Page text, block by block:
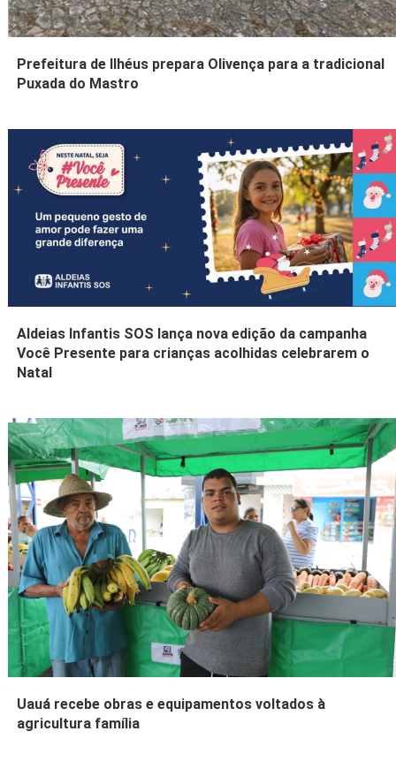
Prefeitura de Ilhéus prepara Olivença para a tradicional
Puxada do Mastro
Aldeias Infantis SOS lança nova edição da campanha
Você Presente para crianças acolhidas celebrarem o
Natal
Uauá recebe obras e equipamentos voltados à
agricultura família